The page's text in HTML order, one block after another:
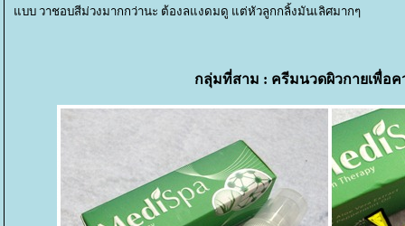
บบ วาชอบสีม่วงมากกว่านะ ต้องลแงดมดู แต่หัวลูกกลิ้งมันเลิศมากๆ
กลุ่มที่สาม : ครีมนวดผิวกายเพื่อ